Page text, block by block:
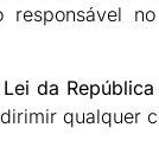
Lei da
qualquer